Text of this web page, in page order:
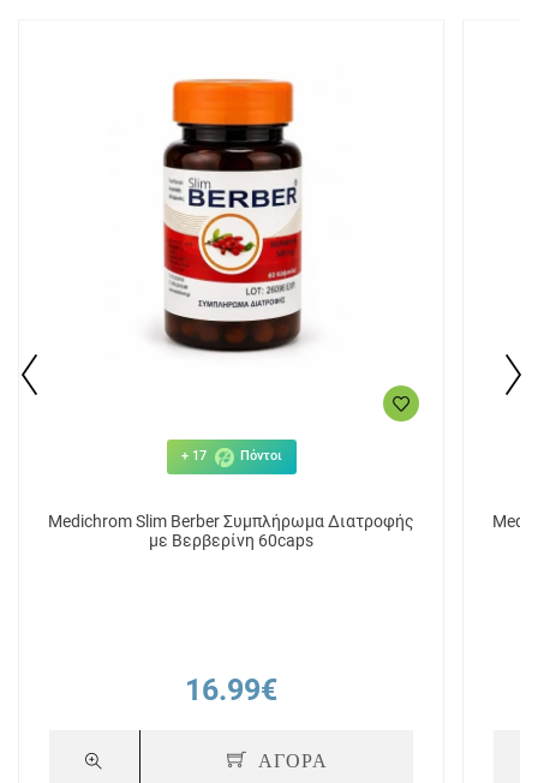
+ 17 Πόντοι
Medichrom Slim Berber Συμπλήρωμα Διατροφής
με Βερβερίνη 60caps
16.99€
ΑΓΟΡΑ